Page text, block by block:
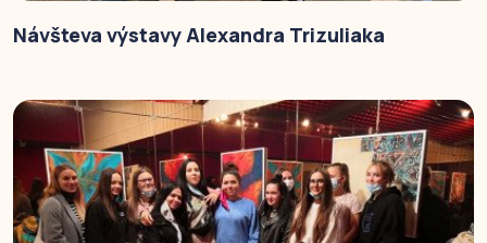
Návšteva výstavy Alexandra Trizuliaka